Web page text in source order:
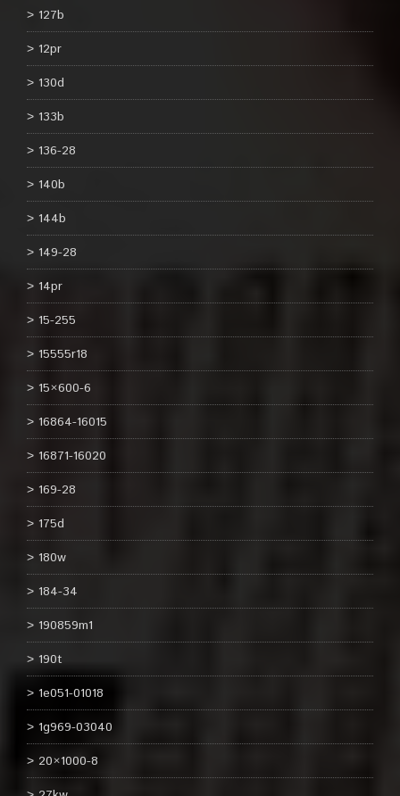
127b
12pr
130d
133b
136-28
140b
144b
149-28
14pr
15-255
15555r18
15×600-6
16864-16015
16871-16020
169-28
175d
180w
184-34
190859m1
190t
1e051-01018
1g969-03040
20×1000-8